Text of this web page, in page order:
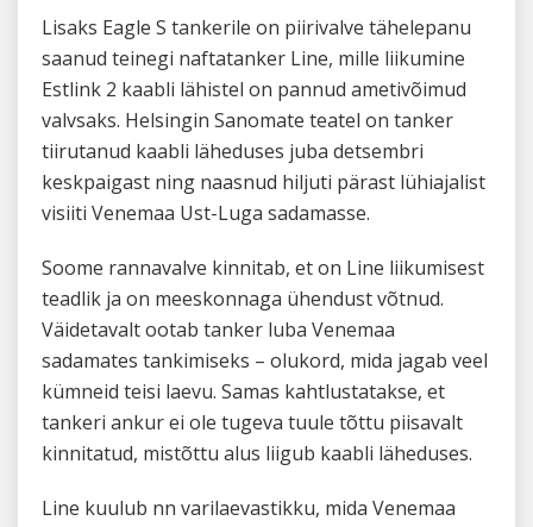
Lisaks Eagle S tankerile on piirivalve tähelepanu
saanud teinegi naftatanker Line, mille liikumine
Estlink 2 kaabli lähistel on pannud ametivõimud
valvsaks. Helsingin Sanomate teatel on tanker
tiirutanud kaabli läheduses juba detsembri
keskpaigast ning naasnud hiljuti pärast lühiajalist
visiiti Venemaa Ust-Luga sadamasse.
Soome rannavalve kinnitab, et on Line liikumisest
teadlik ja on meeskonnaga ühendust võtnud.
Väidetavalt ootab tanker luba Venemaa
sadamates tankimiseks – olukord, mida jagab veel
kümneid teisi laevu. Samas kahtlustatakse, et
tankeri ankur ei ole tugeva tuule tõttu piisavalt
kinnitatud, mistõttu alus liigub kaabli läheduses.
Line kuulub nn varilaevastikku, mida Venemaa